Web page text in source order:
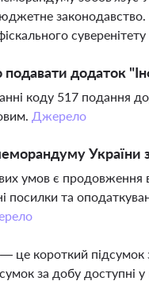
суверенітету
додаток
коду 517 подання
Джерело
України
умов є продовження
посилки та
це короткий підсумок
за добу доступні у